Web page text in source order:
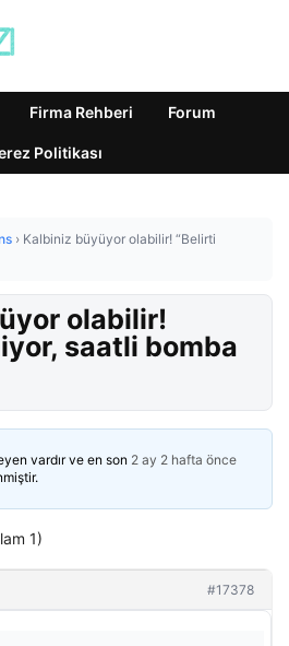
Firma Rehberi Forum
Politikası
› Kalbiniz büyüyor olabilir! “Belirti
olabilir!
saatli bomba
vardır ve en son 2 ay 2 hafta önce
1)
#17378